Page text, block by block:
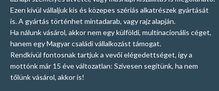
Ezen kívül vállaljuk kis és közepes szériás alkatrészek gyártását
is. A gyártás történhet mintadarab, vagy rajz alapján.
Ha nálunk vásárol, akkor nem egy külföldi, multinacionális céget,
hanem egy Magyar családi vállalkozást támogat.
Rendkívül fontosnak tartjuk a vevői elégedettséget, így a
mottónk már 15 éve változatlan: Szívesen segítünk, ha nem
tőlünk vásárol, akkor is!